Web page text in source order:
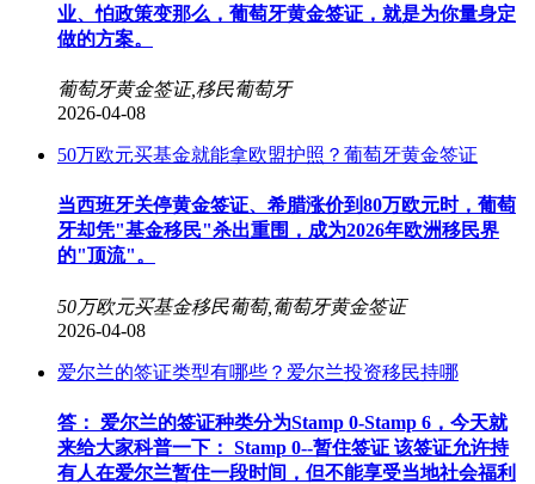
业、怕政策变那么，葡萄牙黄金签证，就是为你量身定
做的方案。
葡萄牙黄金签证,移民葡萄牙
2026-04-08
50万欧元买基金就能拿欧盟护照？葡萄牙黄金签证
当西班牙关停黄金签证、希腊涨价到80万欧元时，葡萄
牙却凭"基金移民"杀出重围，成为2026年欧洲移民界
的"顶流"。
50万欧元买基金移民葡萄,葡萄牙黄金签证
2026-04-08
爱尔兰的签证类型有哪些？爱尔兰投资移民持哪
答： 爱尔兰的签证种类分为Stamp 0-Stamp 6，今天就
来给大家科普一下： Stamp 0--暂住签证 该签证允许持
有人在爱尔兰暂住一段时间，但不能享受当地社会福利